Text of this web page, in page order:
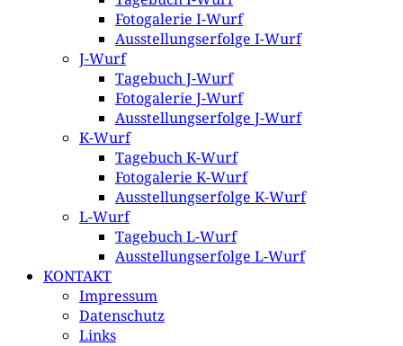
Fotogalerie I-Wurf
Ausstellungserfolge I-Wurf
J-Wurf
Tagebuch J-Wurf
Fotogalerie J-Wurf
Ausstellungserfolge J-Wurf
K-Wurf
Tagebuch K-Wurf
Fotogalerie K-Wurf
Ausstellungserfolge K-Wurf
L-Wurf
Tagebuch L-Wurf
Ausstellungserfolge L-Wurf
KONTAKT
Impressum
Datenschutz
Links